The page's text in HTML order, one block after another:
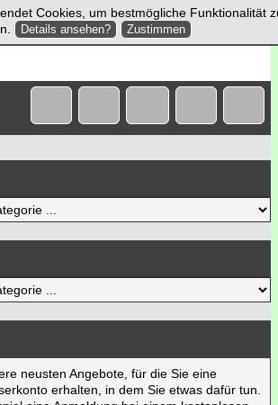
neusten Angebote, für die Sie eine
erhalten, in dem Sie etwas dafür tun.
Cookies, um bestmögliche Funktionalität
Details ansehen? Zustimmen